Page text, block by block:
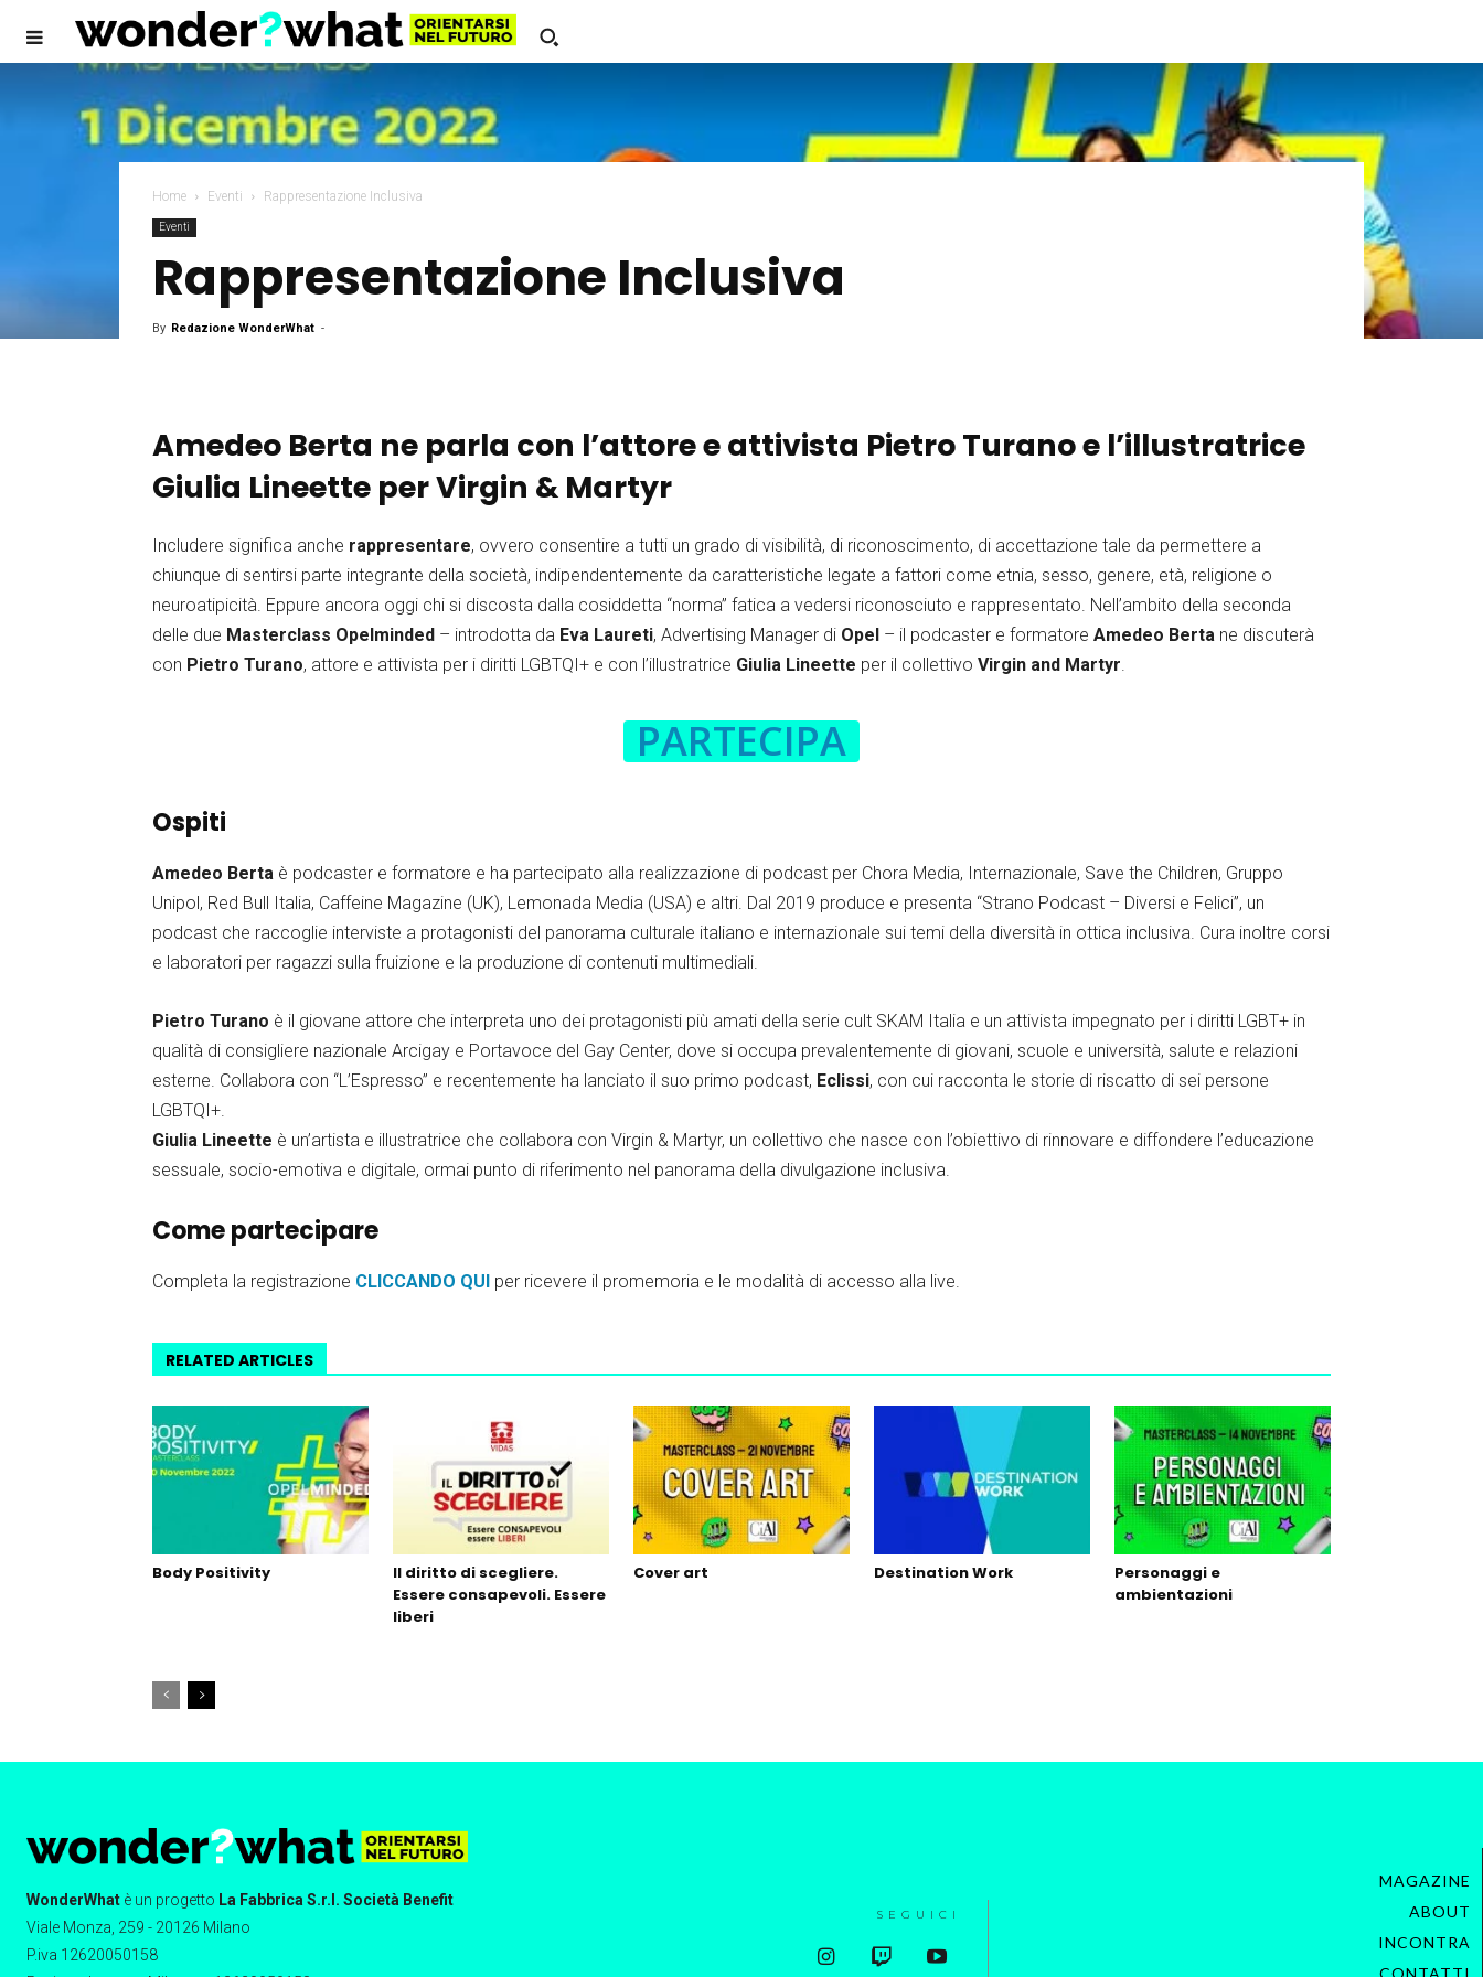
Home Eventi Rappresentazione Inclusiva
Eventi
Rappresentazione Inclusiva
By Redazione WonderWhat -
Amedeo Berta ne parla con l’attore e attivista Pietro Turano e l’illustratrice
Giulia Lineette perVirgin & Martyr
Includere significa anche rappresentare, ovvero consentire a tutti un grado di visibilità, di riconoscimento, di accettazione tale da permettere a
chiunque di sentirsi parte integrante della società, indipendentemente da caratteristiche legate a fattori come etnia, sesso, genere, età, religione o
neuroatipicità. Eppure ancora oggi chi si discosta dalla cosiddetta “norma” fatica a vedersi riconosciuto e rappresentato. Nell’ambito della seconda
delle due Masterclass Opelminded – introdotta da Eva Laureti, Advertising Manager di Opel – il podcaster e formatore Amedeo Berta ne discuterà
con Pietro Turano, attore e attivista per i diritti LGBTQI+ e con l’illustratrice Giulia Lineette per il collettivo Virgin and Martyr.
PARTECIPA
Ospiti
Amedeo Berta è podcaster e formatore e ha partecipato alla realizzazione di podcast per Chora Media, Internazionale, Save the Children, Gruppo
Unipol, Red Bull Italia, Caffeine Magazine (UK), Lemonada Media (USA) e altri. Dal 2019 produce e presenta “Strano Podcast – Diversi e Felici”, un
podcast che raccoglie interviste a protagonisti del panorama culturale italiano e internazionale sui temi della diversità in ottica inclusiva. Cura inoltre corsi
e laboratori per ragazzi sulla fruizione e la produzione di contenuti multimediali.
Pietro Turano è il giovane attore che interpreta uno dei protagonisti più amati della serie cult SKAM Italia e un attivista impegnato per i diritti LGBT+ in
qualità di consigliere nazionale Arcigay e Portavoce del Gay Center, dove si occupa prevalentemente di giovani, scuole e università, salute e relazioni
esterne. Collabora con “L’Espresso” e recentemente ha lanciato il suo primo podcast, Eclissi, con cui racconta le storie di riscatto di sei persone
LGBTQI+.
Giulia Lineette è un’artista e illustratrice che collabora con Virgin & Martyr, un collettivo che nasce con l’obiettivo di rinnovare e diffondere l’educazione
sessuale, socio-emotiva e digitale, ormai punto di riferimento nel panorama della divulgazione inclusiva.
Come partecipare
Completa la registrazione CLICCANDO QUI per ricevere il promemoria e le modalità di accesso alla live.
RELATED ARTICLES
Body Positivity
Il diritto di scegliere.
Essere consapevoli. Essere
liberi
Cover art Destination Work
Personaggi e
ambientazioni
WonderWhat è un progetto La Fabbrica S.r.l. Società Benefit
Viale Monza, 259 - 20126 Milano
P.iva 12620050158
SEGUICI
MAGAZINE
ABOUT
INCONTRA
CONTATTI